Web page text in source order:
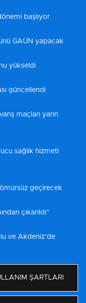
başlıyor
GAÜN yapacak
yükseldi
güncellendi
maçları yarın
sağlık hizmeti
geçirecek
çıkarıldı”
ve Akdeniz’de
ŞARTLARI